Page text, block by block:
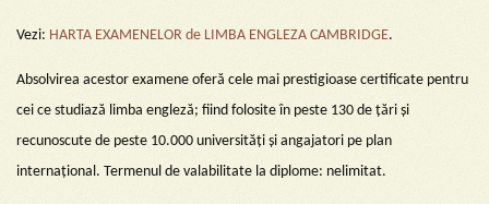
Vezi: HARTA EXAMENELOR de LIMBA ENGLEZA CAMBRIDGE.
Absolvirea acestor examene oferă cele mai prestigioase certificate pentru
cei ce studiază limba engleză; fiind folosite în peste 130 de țări și
recunoscute de peste 10.000 universități și angajatori pe plan
internațional. Termenul de valabilitate la diplome: nelimitat.